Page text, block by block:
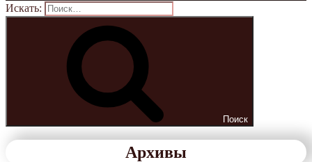
Искать:
Поиск
Архивы